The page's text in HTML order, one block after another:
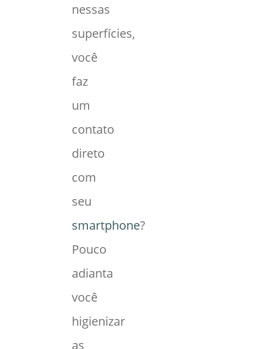
nessas
superfícies,
você
faz
um
contato
direto
com
seu
smartphone?
Pouco
adianta
você
higienizar
as